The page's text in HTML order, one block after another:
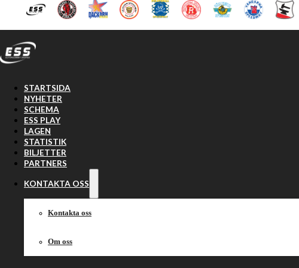
Hoppa till huvudinnehåll Hoppa till sidfot
STARTSIDA
NYHETER
SCHEMA
ESS PLAY
LAGEN
STATISTIK
BILJETTER
PARTNERS
KONTAKTA OSS
Kontakta oss
Om oss